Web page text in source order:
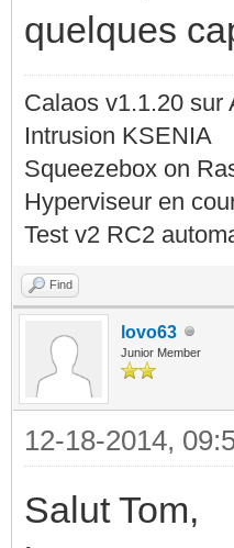
quelques
Calaos v1.1.20 sur
Intrusion KSENIA
Squeezebox on
Hyperviseur en
Test v2 RC2
Find
lovo63
Junior Member
12-18-2014,
Salut Tom,